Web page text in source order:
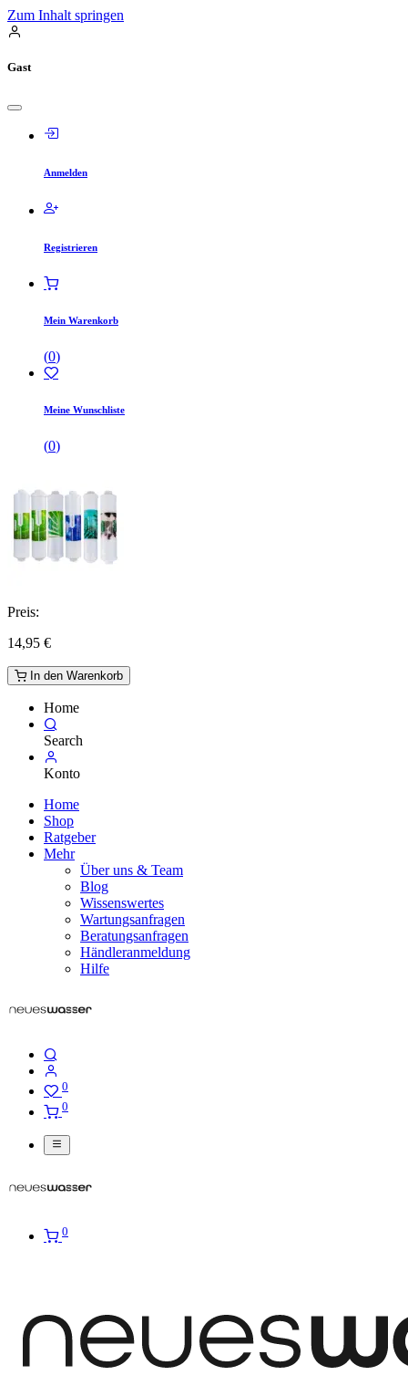
Zum Inhalt springen
Gast
Anmelden
Registrieren
Mein Warenkorb
(0)
Meine Wunschliste
(0)
Preis:
14,95 €
In den Warenkorb
Home
Search
Konto
Home
Shop
Ratgeber
Mehr
Über uns & Team
Blog
Wissenswertes
Wartungsanfragen
Beratungsanfragen
Händleranmeldung
Hilfe
0
0
0